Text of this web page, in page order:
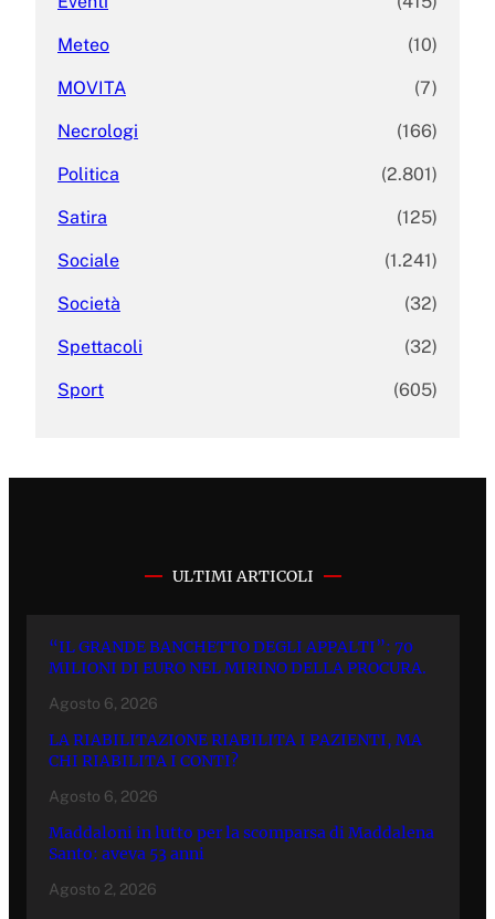
Meteo (10)
MOVITA (7)
Necrologi (166)
Politica (2.801)
Satira (125)
Sociale (1.241)
Società (32)
Spettacoli (32)
Sport (605)
ULTIMI ARTICOLI
“IL GRANDE BANCHETTO DEGLI APPALTI”: 70
MILIONI DI EURO NEL MIRINO DELLA PROCURA.
Agosto 6, 2026
LA RIABILITAZIONE RIABILITA I PAZIENTI, MA
CHI RIABILITA I CONTI?
Agosto 6, 2026
Maddaloni in lutto per la scomparsa di Maddalena
Santo: aveva 53 anni
Agosto 2, 2026